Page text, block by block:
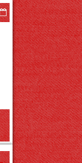
بمركز المراغة